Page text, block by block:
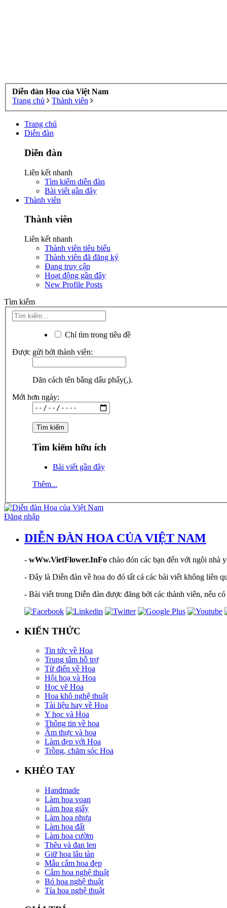
Diễn đàn Hoa của Việt Nam
Trang chủ
Thành viên
Trang chủ
Diễn đàn
Diễn đàn
Liên kết nhanh
Tìm kiếm diễn đàn
Bài viết gần đây
Thành viên
Thành viên
Liên kết nhanh
Thành viên tiêu biểu
Thành viên đã đăng ký
Đang truy cập
Hoạt động gần đây
New Profile Posts
Tìm kiếm
Chỉ tìm trong tiêu đề
Được gửi bởi thành viên:
Dãn cách tên bằng dấu phẩy(,).
Mới hơn ngày:
Tìm kiếm hữu ích
Bài viết gần đây
Thêm...
Đăng nhập
DIỄN ĐÀN HOA CỦA VIỆT NAM
- wWw.VietFlower.InFo chào đón các bạn đến với ngôi nhà
- Đây là Diễn đàn về hoa do đó tất cả các bài viết không liên
- Bài viết trong Diễn đàn được đăng bởi các thành viên, nếu
KIẾN THỨC
Tin tức về Hoa
Trung tâm hỗ trợ
Từ điển về Hoa
Hội hoạ và Hoa
Học vẽ Hoa
Hoa khô nghệ thuật
Tài liệu hay về Hoa
Y học và Hoa
Thông tin về hoa
Ẩm thực và hoa
Làm đẹp với Hoa
Trồng, chăm sóc Hoa
KHÉO TAY
Handmade
Làm hoa voan
Làm hoa giấy
Làm hoa nhựa
Làm hoa đất
Làm hoa cườm
Thêu và đan len
Giữ hoa lâu tàn
Mẫu cắm hoa đẹp
Cắm hoa nghệ thuật
Bó hoa nghệ thuật
Tỉa hoa nghệ thuật